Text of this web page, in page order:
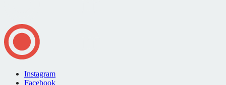
Instagram
Facebook